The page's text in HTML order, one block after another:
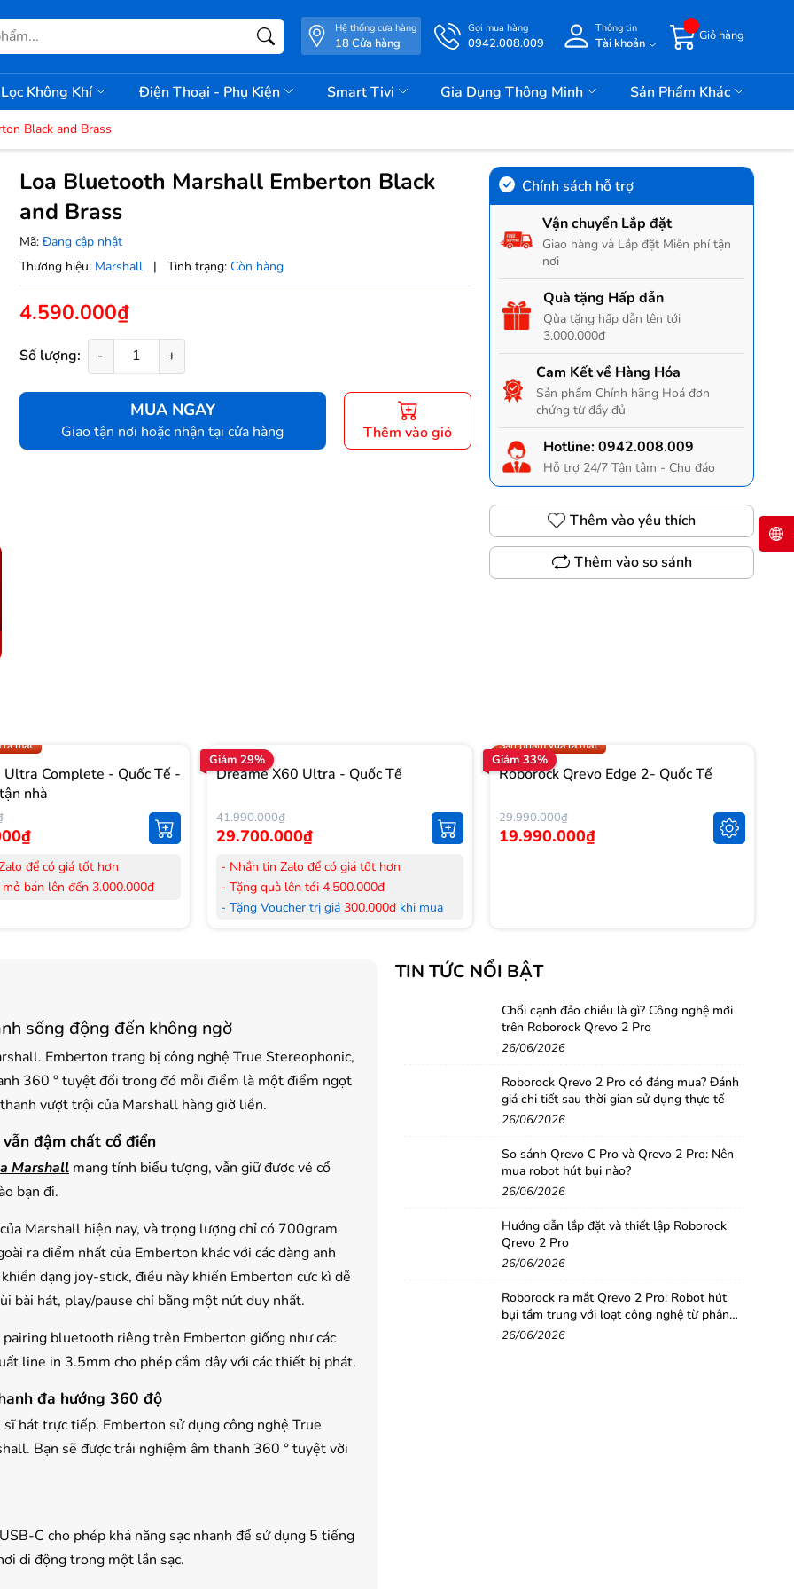
Hệ thống cửa hàng
18 Cửa hàng
Gọi mua hàng
0942.008.009
Thông tin
Tài khoản
Giỏ hàng
Không Khí Điện Thoại - Phụ Kiện Smart Tivi Gia Dụng Thông Minh Sản Phẩm Khác
Black and Brass
Loa Bluetooth Marshall Emberton Black
and Brass
Mã: Đang cập nhật
Thương hiệu: Marshall | Tình trạng: Còn hàng
4.590.000₫
Số lượng: - +
MUA NGAY
Giao tận nơi hoặc nhận tại cửa hàng Thêm vào giỏ
Chính sách hỗ trợ
Vận chuyển Lắp đặt
Giao hàng và Lắp đặt Miễn phí tận
nơi
Quà tặng Hấp dẫn
Qùa tặng hấp dẫn lên tới
3.000.000đ
Cam Kết về Hàng Hóa
Sản phẩm Chính hãng Hoá đơn
chứng từ đầy đủ
Hotline:0942.008.009
Hỗ trợ 24/7 Tận tâm - Chu đáo
Thêm vào yêu thích
Thêm vào so sánh
ra mắt
Complete - Quốc Tế -
nhà
để có giá tốt hơn
bán lên đến 3.000.000đ
Toàn Quốc.
tháng Chính hãng
Giảm 29%
Dreame X60 Ultra - Quốc Tế
41.990.000₫
29.700.000₫
- Nhắn tin Zalo để có giá tốt hơn
- Tặng quà lên tới 4.500.000đ
- Tặng Voucher trị giá 300.000đkhi mua
- Lắp đặt, HDSD tại nhà nội thành Hà Nội,
Hồ Chí Minh
- Vận chuyển Toàn Quốc.
- Bảo hành 24 tháng chính hãng
Giảm 33%
Sản phẩm vừa ra mắt
Roborock Qrevo Edge 2- Quốc Tế
29.990.000₫
19.990.000₫
sống động đến không ngờ
Emberton trang bị công nghệ True Stereophonic,
360 ° tuyệt đối trong đó mỗi điểm là một điểm ngọt
vượt trội của Marshall hàng giờ liền.
đậm chất cổ điển
Marshall mang tính biểu tượng, vẫn giữ được vẻ cổ
bạn đi.
Marshall hiện nay, và trọng lượng chỉ có 700gram
ra điểm nhất của Emberton khác với các đàng anh
dạng joy-stick, điều này khiến Emberton cực kì dễ
bài hát, play/pause chỉ bằng một nút duy nhất.
bluetooth riêng trên Emberton giống như các
line in 3.5mm cho phép cắm dây với các thiết bị phát.
đa hướng 360 độ
hát trực tiếp. Emberton sử dụng công nghệ True
Bạn sẽ được trải nghiệm âm thanh 360 ° tuyệt vời
C cho phép khả năng sạc nhanh để sử dụng 5 tiếng
di động trong một lần sạc.
TIN TỨC NỔI BẬT
Chổi cạnh đảo chiều là gì? Công nghệ mới
trên Roborock Qrevo 2 Pro
26/06/2026
Roborock Qrevo 2 Pro có đáng mua? Đánh
giá chi tiết sau thời gian sử dụng thực tế
26/06/2026
So sánh Qrevo C Pro và Qrevo 2 Pro: Nên
mua robot hút bụi nào?
26/06/2026
Hướng dẫn lắp đặt và thiết lập Roborock
Qrevo 2 Pro
26/06/2026
Roborock ra mắt Qrevo 2 Pro: Robot hút
bụi tầm trung với loạt công nghệ từ phân
khúc cao cấp
26/06/2026